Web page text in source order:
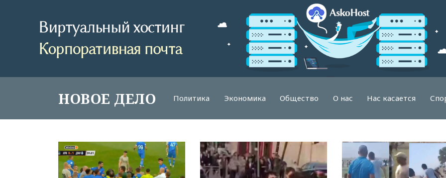
НОВОЕ ДЕЛО Политика Экономика Общество О нас Нас касается